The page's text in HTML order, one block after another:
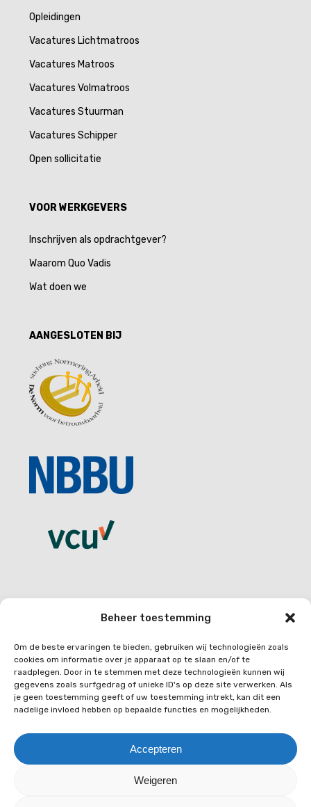
Beheer toestemming
Om de beste ervaringen te bieden, gebruiken wij technologieën zoals
cookies om informatie over je apparaat op te slaan en/of te
raadplegen. Door in te stemmen met deze technologieën kunnen wij
gegevens zoals surfgedrag of unieke ID's op deze site verwerken. Als
je geen toestemming geeft of uw toestemming intrekt, kan dit een
nadelige invloed hebben op bepaalde functies en mogelijkheden.
Accepteren
Weigeren
Opleidingen
Vacatures Lichtmatroos
Vacatures Matroos
Vacatures Volmatroos
Vacatures Stuurman
Vacatures Schipper
Open sollicitatie
VOOR WERKGEVERS
Inschrijven als opdrachtgever?
Waarom Quo Vadis
Wat doen we
AANGESLOTEN BIJ
Quo vadis personeelsdiensten
Rietlanden 2A
3361 AN Sliedrecht
Kantoor:+31(0)85 489 0281